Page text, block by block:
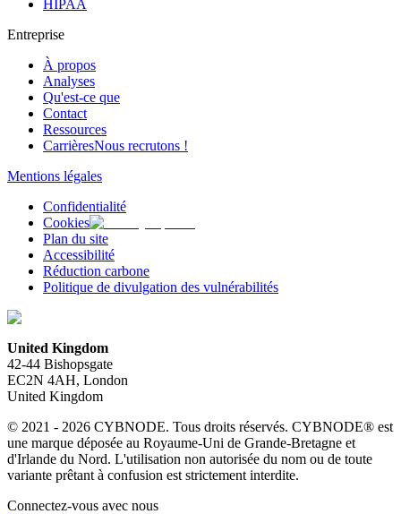
HIPAA
Entreprise
À propos
Analyses
Qu'est-ce que
Contact
Ressources
CarrièresNous recrutons !
Mentions légales
Confidentialité
Cookies
Plan du site
Accessibilité
Réduction carbone
Politique de divulgation des vulnérabilités
United Kingdom
42-44 Bishopsgate
EC2N 4AH, London
United Kingdom
© 2021 - 2026 CYBNODE. Tous droits réservés. CYBNODE® est
une marque déposée au Royaume-Uni de Grande-Bretagne et
d'Irlande du Nord. L'utilisation non autorisée du nom ou de toute
variante prêtant à confusion est strictement interdite.
Connectez-vous avec nous